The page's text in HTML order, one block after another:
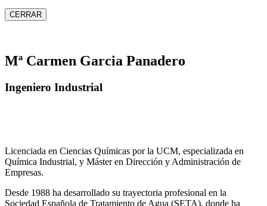
CERRAR
Mª Carmen Garcia Panadero
Ingeniero Industrial
Licenciada en Ciencias Químicas por la UCM, especializada en
Química Industrial, y Máster en Dirección y Administración de
Empresas.
Desde 1988 ha desarrollado su trayectoria profesional en la
Sociedad Española de Tratamiento de Agua (SETA), donde ha